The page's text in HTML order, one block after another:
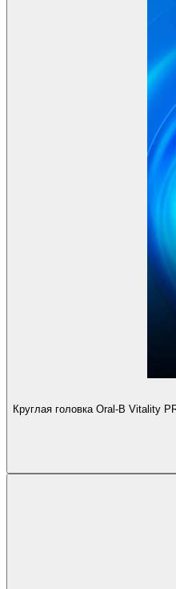
Круглая головка Oral-B Vitality